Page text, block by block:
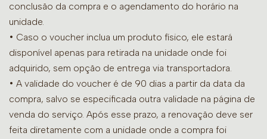
conclusão da compra e o agendamento do horário na
unidade.
• Caso o voucher inclua um produto físico, ele estará
disponível apenas para retirada na unidade onde foi
adquirido, sem opção de entrega via transportadora.
• A validade do voucher é de 90 dias a partir da data da
compra, salvo se especificada outra validade na página de
venda do serviço. Após esse prazo, a renovação deve ser
feita diretamente com a unidade onde a compra foi